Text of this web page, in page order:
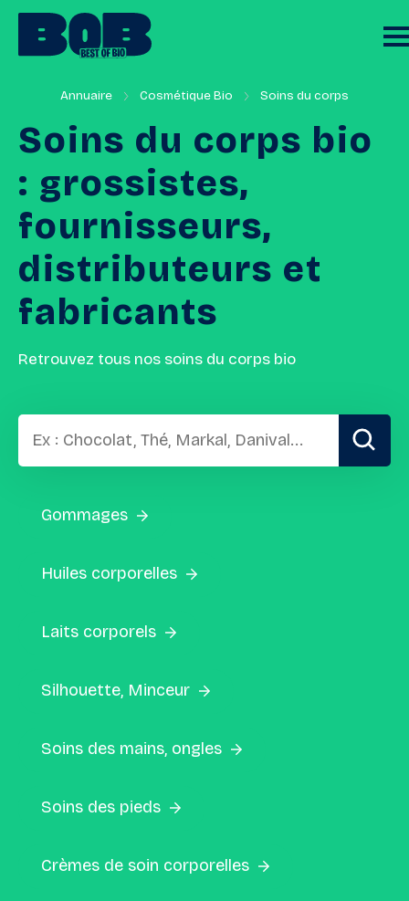
Annuaire Cosmétique Bio Soins du corps
Soins du corps bio
: grossistes,
fournisseurs,
distributeurs et
fabricants
Retrouvez tous nos soins du corps bio
Gommages
Huiles corporelles
Laits corporels
Silhouette, Minceur
Soins des mains, ongles
Soins des pieds
Crèmes de soin corporelles